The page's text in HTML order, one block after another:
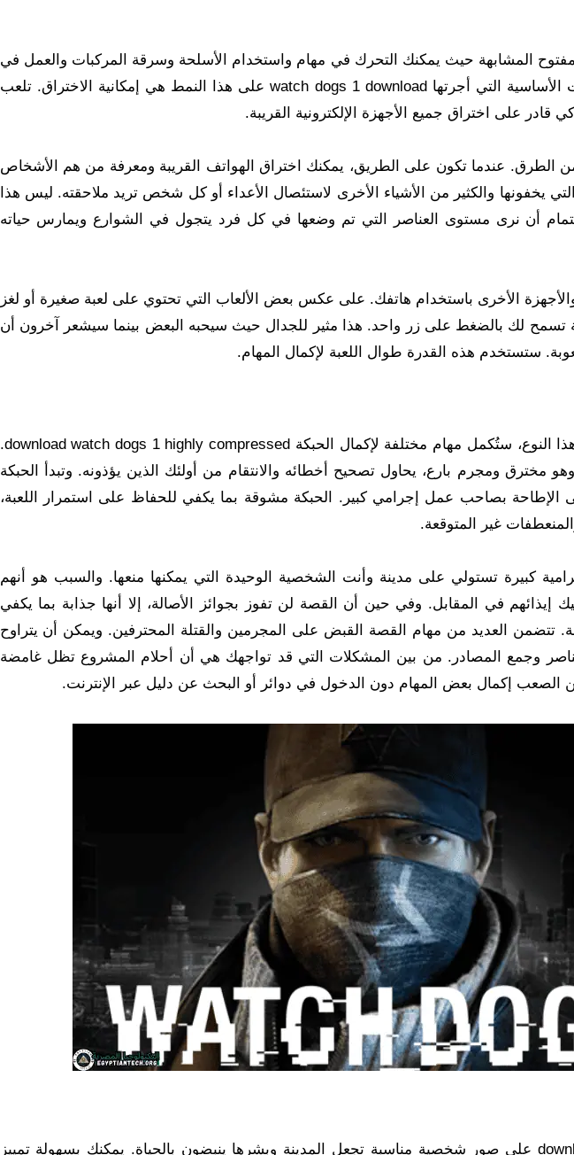
المشابهة حيث يمكنك التحرك في مهام واستخدام الأسلحة وسرقة المركبات والعمل في
اتجاه حل الحبكة. أحد التعديلات الأساسية التي أجرتها watch dogs 1 download​ على هذا النمط هي إمكانية الاختراق. تلعب
على اختراق جميع الأجهزة الإلكترونية القريبة.
الطرق. عندما تكون على الطريق، يمكنك اختراق الهواتف القريبة ومعرفة من هم الأشخاص
يخفونها والكثير من الأشياء الأخرى لاستئصال الأعداء أو كل شخص تريد ملاحقته. ليس هذا
أن نرى مستوى العناصر التي تم وضعها في كل فرد يتجول في الشوارع ويمارس حياته
الأخرى باستخدام هاتفك. على عكس بعض الألعاب التي تحتوي على لعبة صغيرة أو لغز
تسمح لك بالضغط على زر واحد. هذا مثير للجدال حيث سيحبه البعض بينما سيشعر آخرون أن
ستستخدم هذه القدرة طوال اللعبة لإكمال المهام.
مثل جميع الألعاب الأخرى في هذا النوع، ستُكمل مهام مختلفة لإكمال الحبكة download watch dogs 1 highly compressed​.
مخترق ومجرم بارع، يحاول تصحيح أخطائه والانتقام من أولئك الذين يؤذونه. وتبدأ الحبكة
الإطاحة بصاحب عمل إجرامي كبير. الحبكة مشوقة بما يكفي للحفاظ على استمرار اللعبة،
غير المتوقعة.
كبيرة تستولي على مدينة وأنت الشخصية الوحيدة التي يمكنها منعها. والسبب هو أنهم
في المقابل. وفي حين أن القصة لن تفوز بجوائز الأصالة، إلا أنها جذابة بما يكفي
تتضمن العديد من مهام القصة القبض على المجرمين والقتلة المحترفين. ويمكن أن يتراوح
وجمع المصادر. من بين المشكلات التي قد تواجهك هي أن أحلام المشروع تظل غامضة
إكمال بعض المهام دون الدخول في دوائر أو البحث عن دليل عبر الإنترنت.
تحتوي download watch dogs 1 pc​ على صور شخصية مناسبة تجعل المدينة وبشرها ينبضون بالحياة. يمكنك بسهولة تمييز